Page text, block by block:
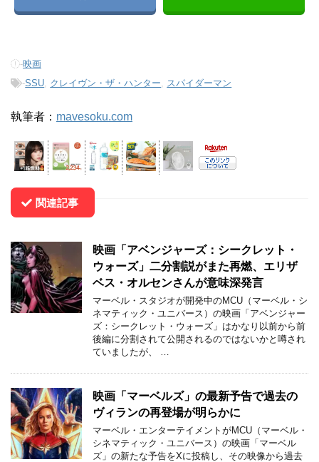
-映画
-SSU クレイヴン・ザ・ハンター スパイダーマン
執筆者： mavesoku.com
関連記事
映画「アベンジャーズ：シークレット・
ウォーズ」二分割説がまた再燃、エリザ
ベス・オルセンさんが意味深発言
マーベル・スタジオが開発中のMCU（マーベル・シ
ネマティック・ユニバース）の映画「アベンジャー
ズ：シークレット・ウォーズ」はかなり以前から前
後編に分割されて公開されるのではないかと噂され
ていましたが、 …
映画「マーベルズ」の最新予告で過去の
ヴィランの再登場が明らかに
マーベル・エンターテイメントがMCU（マーベル・
シネマティック・ユニバース）の映画「マーベル
ズ」の新たな予告をXに投稿し、その映像から過去